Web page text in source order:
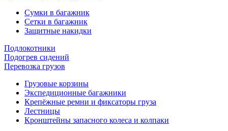
Сумки в багажник
Сетки в багажник
Защитные накидки
Подлокотники
Подогрев сидений
Перевозка грузов
Грузовые корзины
Экспедиционные багажники
Крепёжные ремни и фиксаторы груза
Лестницы
Кронштейны запасного колеса и колпаки